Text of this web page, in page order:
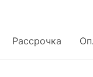
Рассрочка